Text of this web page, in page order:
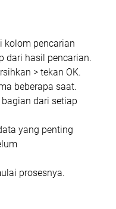
kolom pencarian
dari hasil pencarian.
> tekan OK.
beberapa saat.
dari setiap
yang penting
prosesnya.